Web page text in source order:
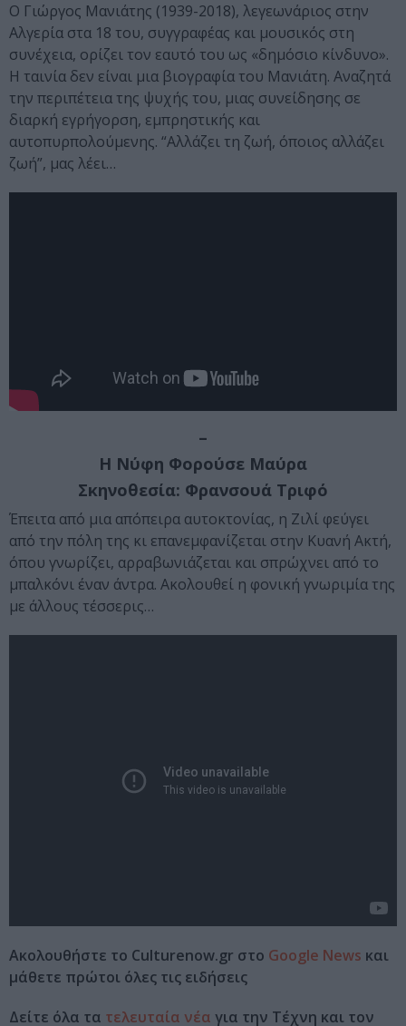
Ο Γιώργος Μανιάτης (1939-2018), λεγεωνάριος στην
Αλγερία στα 18 του, συγγραφέας και μουσικός στη
συνέχεια, ορίζει τον εαυτό του ως «δημόσιο κίνδυνο».
Η ταινία δεν είναι μια βιογραφία του Μανιάτη. Αναζητά
την περιπέτεια της ψυχής του, μιας συνείδησης σε
διαρκή εγρήγορση, εμπρηστικής και
αυτοπυρπολούμενης. “Αλλάζει τη ζωή, όποιος αλλάζει
ζωή”, μας λέει…
–
Η Νύφη Φορούσε Μαύρα
Σκηνοθεσία: Φρανσουά Τριφό
Έπειτα από μια απόπειρα αυτοκτονίας, η Ζιλί φεύγει
από την πόλη της κι επανεμφανίζεται στην Κυανή Ακτή,
όπου γνωρίζει, αρραβωνιάζεται και σπρώχνει από το
μπαλκόνι έναν άντρα. Ακολουθεί η φονική γνωριμία της
με άλλους τέσσερις…
Ακολουθήστε το Culturenow.gr στο Google News και
μάθετε πρώτοι όλες τις ειδήσεις
Δείτε όλα τα τελευταία νέα για την Τέχνη και τον